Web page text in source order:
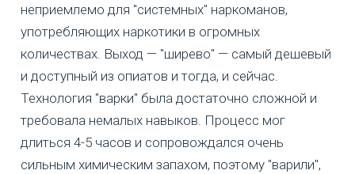
неприемлемо для "системных" наркоманов,
употребляющих наркотики в огромных
количествах. Выход — "ширево" — самый дешевый
и доступный из опиатов и тогда, и сейчас.
Технология "варки" была достаточно сложной и
требовала немалых навыков. Процесс мог
длиться 4-5 часов и сопровождался очень
сильным химическим запахом, поэтому "варили",